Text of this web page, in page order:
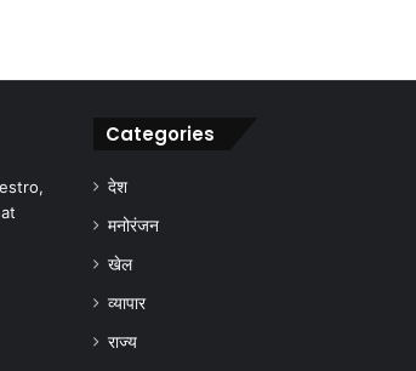
Categories
देश
मनोरंजन
खेल
व्यापार
राज्य